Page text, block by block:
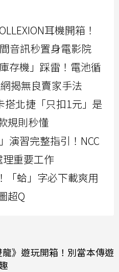
耳機開箱！
音訊秒置身電影院
存機」踩雷！電池循
揭無良賣家手法
搭北捷「只扣1元」是
規則秒懂
演習完整指引！NCC
重要工作
「蛤」字必下載爽用
超Q
龍》遊玩開箱！別當本傳遊